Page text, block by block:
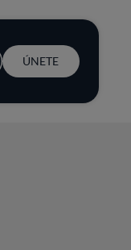
User account menu
ÚNETE